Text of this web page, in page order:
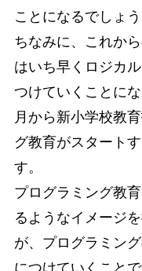
ことになるでしょう
ちなみに、これか
はいち早くロジカ
つけていくことに
月から新小学校教
グ教育がスタート
す。
プログラミング教
るようなイメージ
が、プログラミン
につけていくこと